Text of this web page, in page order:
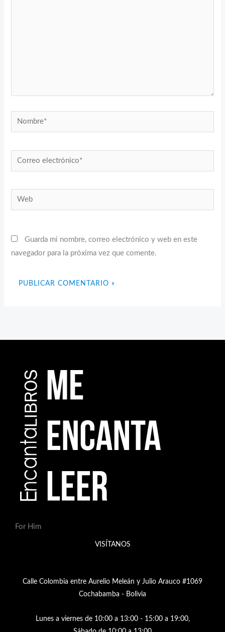
Nombre*
Correo
electrónico*
Web
Guarda mi nombre, correo electrónico y web en este
navegador para la próxima vez que comente.
For Him
VISÍTANOS
Calle Colombia entre Aurelio Meleán y Julio Arauco #1069
Cochabamba - Bolivia
Lunes a viernes de 10:00 a 13:00 - 15:00 a 19:00,